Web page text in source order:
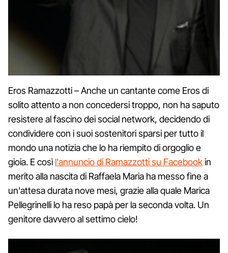
Eros Ramazzotti – Anche un cantante come Eros di
solito attento a non concedersi troppo, non ha saputo
resistere al fascino dei social network, decidendo di
condividere con i suoi sostenitori sparsi per tutto il
mondo una notizia che lo ha riempito di orgoglio e
gioia. E così l'annuncio di Ramazzotti su Facebookin
merito alla nascita di Raffaela Maria ha messo fine a
un'attesa durata nove mesi, grazie alla quale Marica
Pellegrinelli lo ha reso papà per la seconda volta. Un
genitore davvero al settimo cielo!